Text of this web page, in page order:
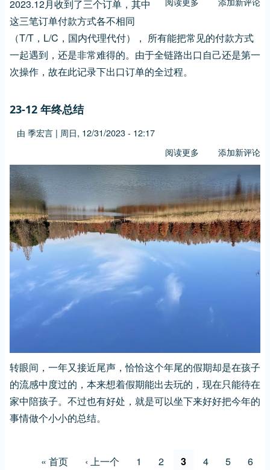
外
贸
出
2023.12月收到了三个订单，其中
这三笔订单付款方式各不相同
（T/T，L/C，国内代理代付）， 所有能把常见的付款方式
一起遇到，还是非常难得的。由于全链路出口自己还是第一
次操作，故在此记录下出口订单的全过程。
23-12 年终总结
由 季宏言 | 周日, 12/31/2023 - 12:17
阅读更多
于
23-
12
年
终
总
添加新评论
转眼间，一年又接近尾声，恰恰这个年尾的假期却是在孩子
的流感中度过的，本来想着假期能出去玩的，现在只能待在
家中陪孩子。不过也有好处，就是可以坐下来好好把今年的
事情做个小小的总结。
首
« 首页
前‹ 上一个
页
1
页
2
当
3
页
4
页
5
页
6